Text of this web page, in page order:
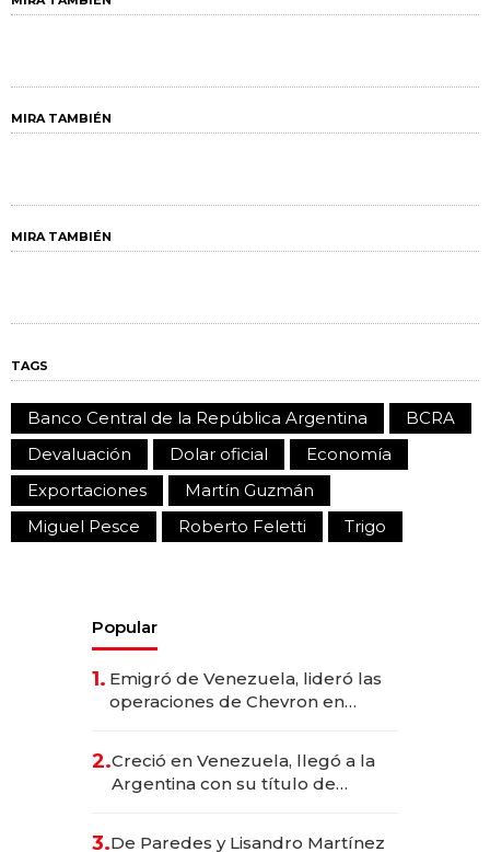
MIRA TAMBIÉN
MIRA TAMBIÉN
TAGS
Banco Central de la República Argentina
BCRA
Devaluación
Dolar oficial
Economía
Exportaciones
Martín Guzmán
Miguel Pesce
Roberto Feletti Trigo
Popular
1. Emigró de Venezuela, lideró las
operaciones de Chevron en
2.Creció en Venezuela, llegó a la
Argentina con su título de
3.De Paredes y Lisandro Martínez